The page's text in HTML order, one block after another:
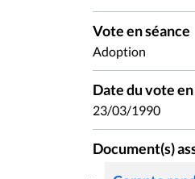
Vote en séance
Adoption
Date du vote
23/03/1990
Document(s)